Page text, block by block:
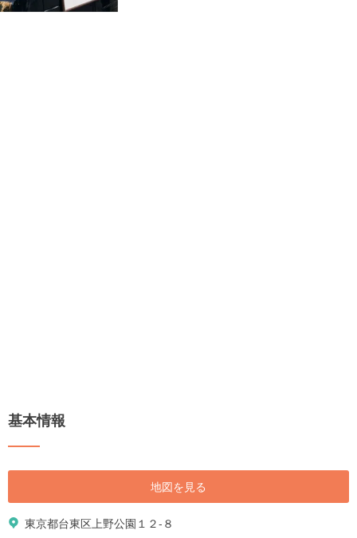
基本情報
地図を見る
東京都台東区上野公園１２-８